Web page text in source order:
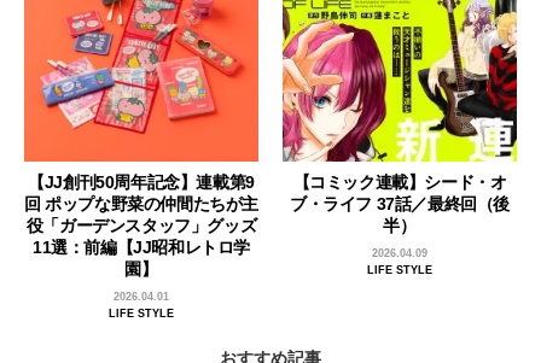
【JJ創刊50周年記念】連載第9
回 ポップな野菜の仲間たちが主
役「ガーデンスタッフ」グッズ
11選：前編【JJ昭和レトロ学
園】
2026.04.01
LIFE STYLE
【コミック連載】シード・オ
ブ・ライフ 37話／最終回（後
半）
2026.04.09
LIFE STYLE
おすすめ記事